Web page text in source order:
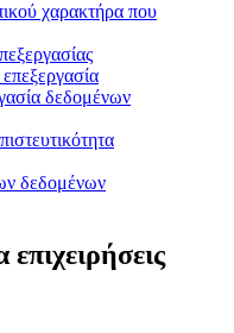
χαρακτήρα που
δεδομένων
δεδομένων